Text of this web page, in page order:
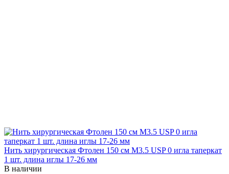
Нить хирургическая Фтолен 150 см М3.5 USP 0 игла таперкат
1 шт. длина иглы 17-26 мм
В наличии